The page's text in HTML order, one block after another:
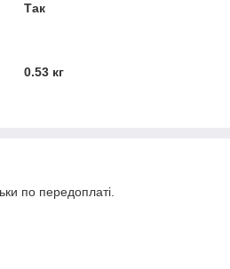
Так
0.53 кг
по передоплаті.